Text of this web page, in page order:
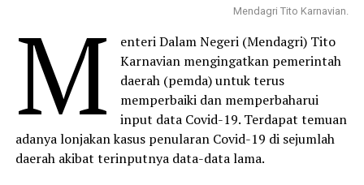
Mendagri Tito Karnavian.
M
enteri Dalam Negeri (Mendagri) Tito
Karnavian mengingatkan pemerintah
daerah (pemda) untuk terus
memperbaiki dan memperbaharui
input data Covid-19. Terdapat temuan
adanya lonjakan kasus penularan Covid-19 di sejumlah
daerah akibat terinputnya data-data lama.